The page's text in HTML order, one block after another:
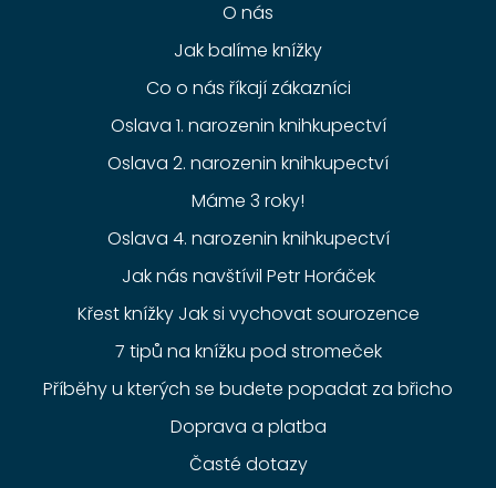
O nás
Jak balíme knížky
Co o nás říkají zákazníci
Oslava 1. narozenin knihkupectví
Oslava 2. narozenin knihkupectví
Máme 3 roky!
Oslava 4. narozenin knihkupectví
Jak nás navštívil Petr Horáček
Křest knížky Jak si vychovat sourozence
7 tipů na knížku pod stromeček
Příběhy u kterých se budete popadat za břicho
Doprava a platba
Časté dotazy